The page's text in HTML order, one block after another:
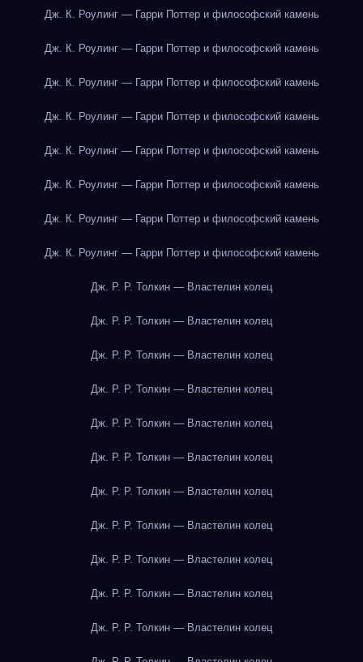
Дж. К. Роулинг — Гарри Поттер и философский камень
Дж. К. Роулинг — Гарри Поттер и философский камень
Дж. К. Роулинг — Гарри Поттер и философский камень
Дж. К. Роулинг — Гарри Поттер и философский камень
Дж. К. Роулинг — Гарри Поттер и философский камень
Дж. К. Роулинг — Гарри Поттер и философский камень
Дж. К. Роулинг — Гарри Поттер и философский камень
Дж. К. Роулинг — Гарри Поттер и философский камень
Дж. Р. Р. Толкин — Властелин колец
Дж. Р. Р. Толкин — Властелин колец
Дж. Р. Р. Толкин — Властелин колец
Дж. Р. Р. Толкин — Властелин колец
Дж. Р. Р. Толкин — Властелин колец
Дж. Р. Р. Толкин — Властелин колец
Дж. Р. Р. Толкин — Властелин колец
Дж. Р. Р. Толкин — Властелин колец
Дж. Р. Р. Толкин — Властелин колец
Дж. Р. Р. Толкин — Властелин колец
Дж. Р. Р. Толкин — Властелин колец